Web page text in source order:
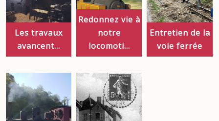
Les travaux
avancent...
Redonnez vie à
notre
locomoti...
Entretien de la
voie ferrée